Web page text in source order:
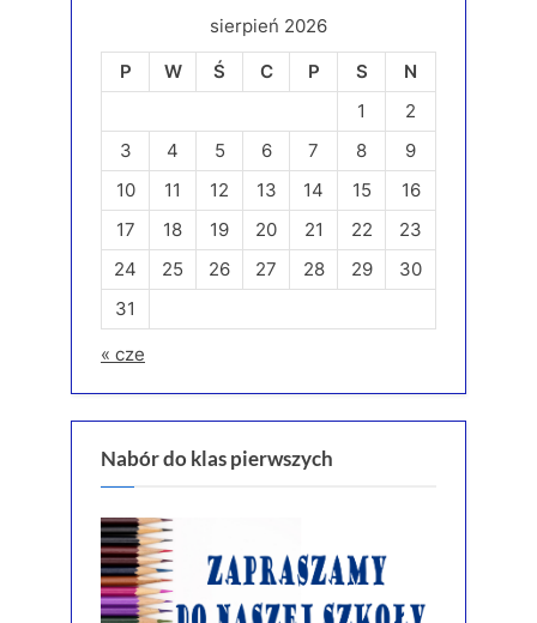
sierpień 2026
P
W Ś C P S
N
1
2
3
4 5 6 7 8
9
10
11 12 13 14 15
16
17
18 19 20 21 22
23
24
25 26 27 28 29
30
31
« cze
Nabór do klas pierwszych